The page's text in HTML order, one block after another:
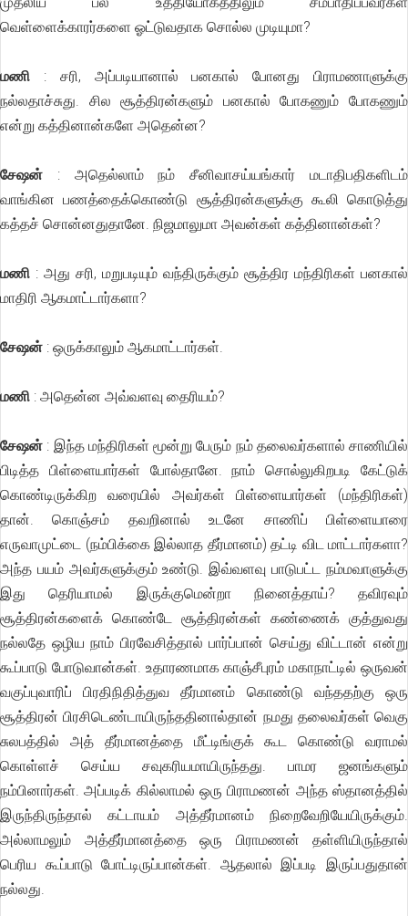
வெள்ளைக்காரர்களை ஓட்டுவதாக சொல்ல முடியுமா?
மணி : சரி, அப்படியானால் பனகால் போனது பிராமணாளுக்கு
நல்லதாச்சுது. சில சூத்திரன்களும் பனகால் போகணும் போகணும்
என்று கத்தினான்களே அதென்ன?
சேஷன் : அதெல்லாம் நம் சீனிவாசய்யங்கார் மடாதிபதிகளிடம்
வாங்கின பணத்தைக்கொண்டு சூத்திரன்களுக்கு கூலி கொடுத்து
கத்தச் சொன்னதுதானே. நிஜமாலுமா அவன்கள் கத்தினான்கள்?
மணி : அது சரி, மறுபடியும் வந்திருக்கும் சூத்திர மந்திரிகள் பனகால்
மாதிரி ஆகமாட்டார்களா?
சேஷன் : ஒருக்காலும் ஆகமாட்டார்கள்.
மணி : அதென்ன அவ்வளவு தைரியம்?
சேஷன் : இந்த மந்திரிகள் மூன்று பேரும் நம் தலைவர்களால் சாணியில்
பிடித்த பிள்ளையார்கள் போல்தானே. நாம் சொல்லுகிறபடி கேட்டுக்
கொண்டிருக்கிற வரையில் அவர்கள் பிள்ளையார்கள் (மந்திரிகள்)
தான். கொஞ்சம் தவறினால் உடனே சாணிப் பிள்ளையாரை
எருவாமுட்டை (நம்பிக்கை இல்லாத தீர்மானம்) தட்டி விட மாட்டார்களா?
அந்த பயம் அவர்களுக்கும் உண்டு. இவ்வளவு பாடுபட்ட நம்மவாளுக்கு
இது தெரியாமல் இருக்குமென்றா நினைத்தாய்? தவிரவும்
சூத்திரன்களைக் கொண்டே சூத்திரன்கள் கண்ணைக் குத்துவது
நல்லதே ஒழிய நாம் பிரவேசித்தால் பார்ப்பான் செய்து விட்டான் என்று
கூப்பாடு போடுவான்கள். உதாரணமாக காஞ்சீபுரம் மகாநாட்டில் ஒருவன்
வகுப்புவாரிப் பிரதிநிதித்துவ தீர்மானம் கொண்டு வந்ததற்கு ஒரு
சூத்திரன் பிரசிடெண்டாயிருந்ததினால்தான் நமது தலைவர்கள் வெகு
சுலபத்தில் அத் தீர்மானத்தை மீட்டிங்குக் கூட கொண்டு வராமல்
கொள்ளச் செய்ய சவுகரியமாயிருந்தது. பாமர ஜனங்களும்
நம்பினார்கள். அப்படிக் கில்லாமல் ஒரு பிராமணன் அந்த ஸ்தானத்தில்
இருந்திருந்தால் கட்டாயம் அத்தீர்மானம் நிறைவேறியேயிருக்கும்.
அல்லாமலும் அத்தீர்மானத்தை ஒரு பிராமணன் தள்ளியிருந்தால்
பெரிய கூப்பாடு போட்டிருப்பான்கள். ஆதலால் இப்படி இருப்பதுதான்
நல்லது.